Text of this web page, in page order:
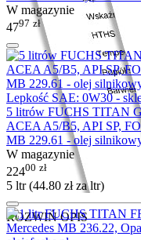
ROZWIŃ OPIS
W magazynie
4797 zł
5 litrów FUCHS TITAN
ACEA A5/B5, API SP,
MB 229.61 - olej
W magazynie
22400 zł
5 ltr (44.80 złza ltr)